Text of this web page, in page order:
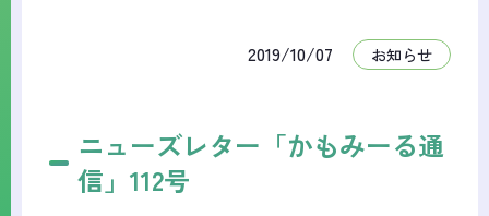
2019/10/07 お知らせ
ニューズレター「かもみーる通
信」112号